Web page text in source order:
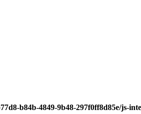
b84b-4849-9b48-297f0ff8d85e/js-